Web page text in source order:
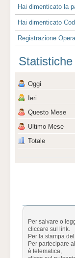
Hai dimenticato la
Hai dimenticato
Registrazione
Statistiche
Oggi
Ieri
Questo Mese
Ultimo Mese
Totale
Per salvare o
cliccare sul link.
Per la stampa
Per partecipare
è telematica,